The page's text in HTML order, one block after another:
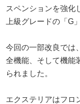
スペンションを強化
上級グレードの「G
今回の一部改良では
全機能、そして機能
られました。
エクステリアはフロ